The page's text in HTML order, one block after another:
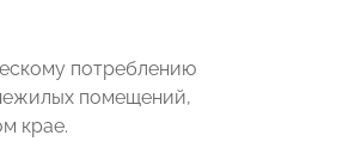
потреблению
помещений,
крае.